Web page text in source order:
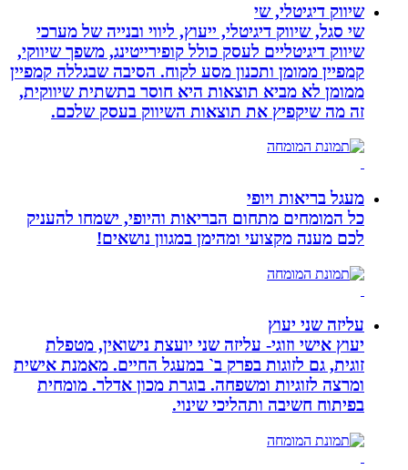
שיווק דיגיטלי, שי
שי סגל, שיווק דיגיטלי, ייעוץ, ליווי ובנייה של מערכי
שיווק דיגיטליים לעסק כולל קופירייטינג, משפך שיווקי,
קמפיין ממומן ותכנון מסע לקוח. הסיבה שבגללה קמפיין
ממומן לא מביא תוצאות היא חוסר בתשתית שיווקית,
זה מה שיקפיץ את תוצאות השיווק בעסק שלכם.
מעגל בריאות ויופי
כל המומחים מתחום הבריאות והיופי, ישמחו להעניק
לכם מענה מקצועי ומהימן במגוון נושאים!
עליזה שני יעוץ
יעוץ אישי וזוגי- עליזה שני יועצת נישואין, מטפלת
זוגית, גם לזוגות בפרק ב` במעגל החיים. מאמנת אישית
ומרצה לזוגיות ומשפחה. בוגרת מכון אדלר. מומחית
בפיתוח חשיבה ותהליכי שינוי.